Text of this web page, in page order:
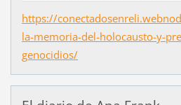
https://
la-memoria-del-holocausto-y-
genocidios/